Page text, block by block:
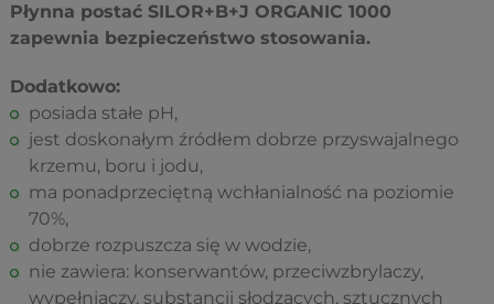
Płynna postać SILOR+B+J ORGANIC 1000
zapewnia bezpieczeństwo stosowania.
Dodatkowo:
posiada stałe pH,
jest doskonałym źródłem dobrze przyswajalnego
krzemu, boru i jodu,
ma ponadprzeciętną wchłanialność na poziomie
70%,
dobrze rozpuszcza się w wodzie,
nie zawiera: konserwantów, przeciwzbrylaczy,
wypełniaczy, substancji słodzących, sztucznych